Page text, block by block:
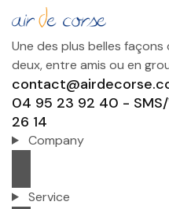
Une des plus belles
deux, entre amis ou en
04 95 23 92 40 -
26 14
Company
Service